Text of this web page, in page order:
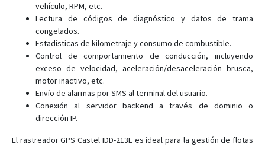
vehículo, RPM, etc.
Lectura de códigos de diagnóstico y datos de trama
congelados.
Estadísticas de kilometraje y consumo de combustible.
Control de comportamiento de conducción, incluyendo
exceso de velocidad, aceleración/desaceleración brusca,
motor inactivo, etc.
Envío de alarmas por SMS al terminal del usuario.
Conexión al servidor backend a través de dominio o
dirección IP.
El rastreador GPS Castel IDD-213E es ideal para la gestión de flotas